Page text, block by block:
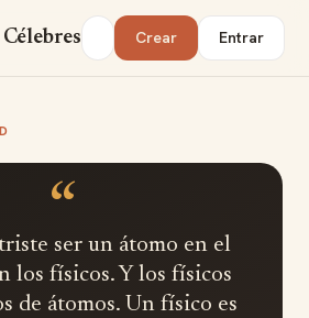
Buscar Crear Entrar
“
ser un átomo en el
los físicos. Y los físicos
de átomos. Un físico es